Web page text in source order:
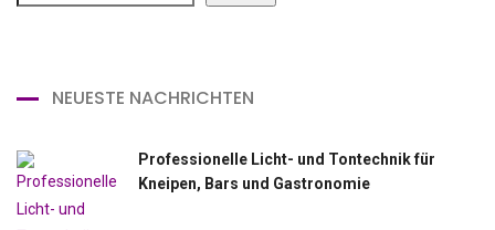
NEUESTE NACHRICHTEN
Professionelle Licht- und Tontechnik für
Kneipen, Bars und Gastronomie